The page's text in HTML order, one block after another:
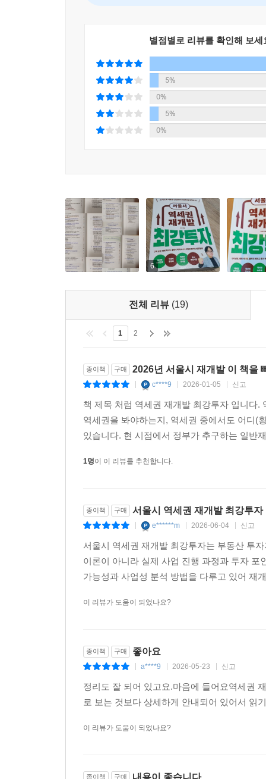
2단계. 입안 제안 및 검토
4단계. 후속 절차 진행
07 ‘역세권소규모재개발’, 조합설립부터 시작!
일반 재개발보다 빠른 소규모 재개발 사업 프로젝트
1단계. 사업시행계획 수립 및 인가
정부와 함께하는 초스피드 도심 주택 공급 프로젝트
물딱지 기준 엄격 - 투자 주의!
1단계. 후보지 발굴 및 주민 동의
2단계. 후보지 선정 및 예정지구 지정
3단계. 사업 확정 및 지구 지정
(민간)도심복합사업 8단계 절차 살펴보기
2단계. ‘예비 구역’ 지정하고 묶기
3단계. 주민 동의받고 최종 구역 확정하기
사업 실행 - '어떻게 지을까?' 설계하고 보상하는 단
4단계. 통합개발계획 세우기
5단계. 사업계획 최종 승인하기
10 투기과열지구 지정 시 재개발 및 재건축 주요
서울 전 지역, 투기과열지구가 되다
‘일반 재개발’ 조합원 지위 양도 제한(거래 금지) -
‘일반 재개발’ 주요 예외 사유(제한적 양도 가능)
'일반 재개발' 정비사업 분양 재당첨 금지(5년 제한)
대출과 분양가상한제 적용
‘소규모 정비사업’도 조합원 지위 양도 제한(입주
‘소규모 정비사업’ 주요 예외 사유(제한적으로 양도
‘소규모 정비사업’ 분양 재당첨 금지(5년 제한) 적용
‘소규모 정비사업’에서 꼭 주의할 사항
11 재개발 사업 유형별 ‘기준일’ 체크리스트
별점별로 리뷰를 확인해 보세
5%
0%
5%
0%
6
전체 리뷰 (19)
1 2
종이책 구매 2026년 서울시 재개발 이 책을
c****9 2026-01-05 신고
책 제목 처럼 역세권 재개발 최강투자 입니다
역세권을 봐야하는지, 역세권 중에서도 어디(
있습니다. 현 시점에서 정부가 추구하는 일반
1명이 이 리뷰를 추천합니다.
종이책 구매 서울시 역세권 재개발 최강투자
e******m 2026-06-04 신고
서울시 역세권 재개발 최강투자는 부동산 투
이론이 아니라 실제 사업 진행 과정과 투자
가능성과 사업성 분석 방법을 다루고 있어 재
이 리뷰가 도움이 되었나요?
종이책 구매 좋아요
a****9 2026-05-23 신고
정리도 잘 되어 있고요.마음에 들어요역세권
로 보는 것보다 상세하게 안내되어 있어서 읽
이 리뷰가 도움이 되었나요?
종이책 구매 내용이 좋습니다